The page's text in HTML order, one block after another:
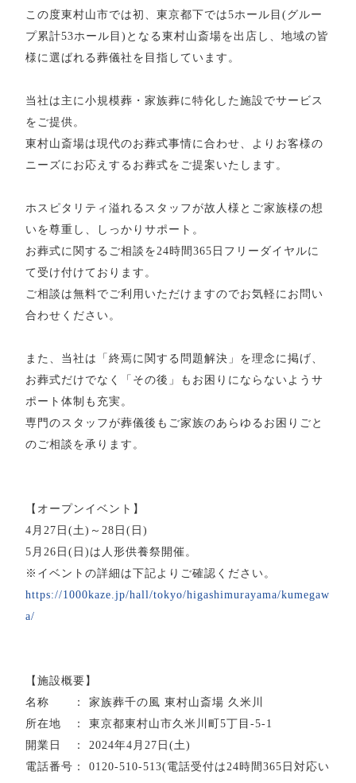
この度東村山市では初、東京都下では5ホール目(グルー
プ累計53ホール目)となる東村山斎場を出店し、地域の皆
様に選ばれる葬儀社を目指しています。
当社は主に小規模葬・家族葬に特化した施設でサービス
をご提供。
東村山斎場は現代のお葬式事情に合わせ、よりお客様の
ニーズにお応えするお葬式をご提案いたします。
ホスピタリティ溢れるスタッフが故人様とご家族様の想
いを尊重し、しっかりサポート。
お葬式に関するご相談を24時間365日フリーダイヤルに
て受け付けております。
ご相談は無料でご利用いただけますのでお気軽にお問い
合わせください。
また、当社は「終焉に関する問題解決」を理念に掲げ、
お葬式だけでなく「その後」もお困りにならないようサ
ポート体制も充実。
専門のスタッフが葬儀後もご家族のあらゆるお困りごと
のご相談を承ります。
【オープンイベント】
4月27日(土)～28日(日)
5月26日(日)は人形供養祭開催。
※イベントの詳細は下記よりご確認ください。
https://1000kaze.jp/hall/tokyo/higashimurayama/kumegaw
a/
【施設概要】
名称 ： 家族葬千の風 東村山斎場 久米川
所在地 ： 東京都東村山市久米川町5丁目-5-1
開業日 ： 2024年4月27日(土)
電話番号： 0120-510-513(電話受付は24時間365日対応い